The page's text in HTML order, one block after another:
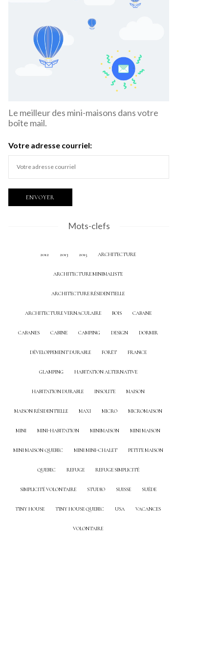
Le meilleur des mini-maisons dans votre
boîte mail.
Votre adresse courriel:
Mots-clefs
2012 2013 2015 ARCHITECTURE
ARCHITECTURE MINIMALISTE
ARCHITECTURE RÉSIDENTIELLE
ARCHITECTURE VERNACULAIRE BOIS CABANE
CABANES CABINE CAMPING DESIGN DORMIR
DÉVELOPPEMENT DURABLE FORÊT FRANCE
GLAMPING HABITATION ALTERNATIVE
HABITATION DURABLE INSOLITE MAISON
MAISON RÉSIDENTIELLE MAXI MICRO MICROMAISON
MINI MINI-HABITATION MINIMAISON MINI MAISON
MINI MAISON QUEBEC MINI MINI-CHALET PETITE MAISON
QUEBEC REFUGE REFUGE SIMPLICITÉ
SIMPLICITÉ VOLONTAIRE STUDIO SUISSE SUÈDE
TINY HOUSE TINY HOUSE QUEBEC USA VACANCES
VOLONTAIRE